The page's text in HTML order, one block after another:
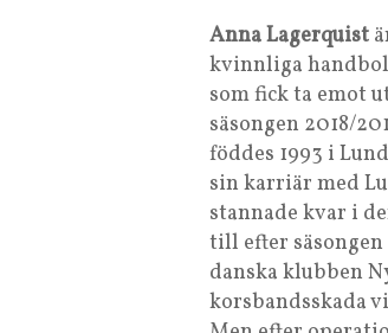
Anna Lagerquist
kvinnliga
som fick ta emot
säsongen 2018/
föddes 1993 i
sin karriär med
stannade kvar i
till efter säsongen
danska klubben
korsbandsskada